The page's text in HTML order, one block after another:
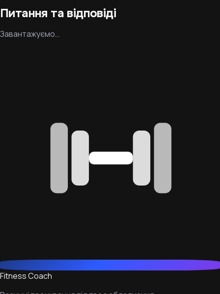
Питання та відповіді
Завантажуємо…
Fitness Coach